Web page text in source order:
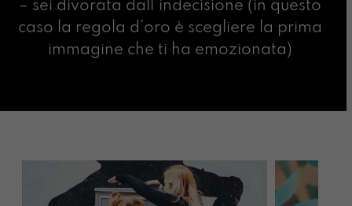
– sei divorata dall’indecisione (in questo
caso la regola d’oro è scegliere la prima
immagine che ti ha emozionata)